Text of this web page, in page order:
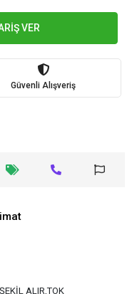
VER
Güvenli Alışveriş
ALIR,TOK